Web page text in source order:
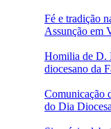
Fé e tradição
Assunção em
Homilia de D.
diocesano da
Comunicação
do Dia